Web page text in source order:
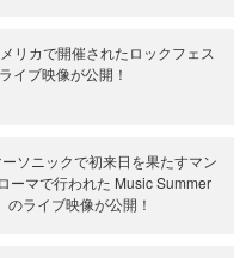
リカで開催されたロックフェス
イブ映像が公開！
ソニックで初来日を果たすマン
ーマで行われた Music Summer
ライブ映像が公開！